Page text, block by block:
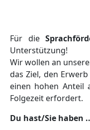
Für die
Unterstützung!
Wir wollen an
das Ziel, den
einen hohen Anteil
Folgezeit erfordert.
Du hast/Sie haben